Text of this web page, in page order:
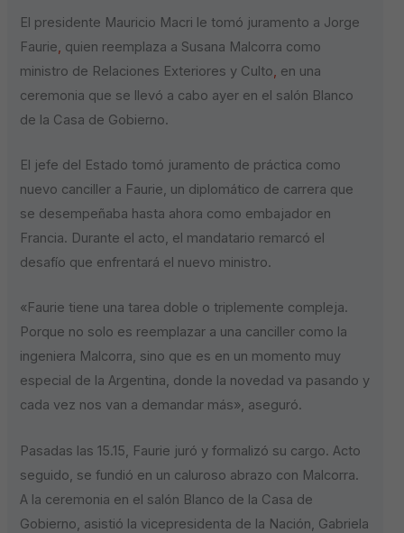
El presidente Mauricio Macri le tomó juramento a Jorge
Faurie, quien reemplaza a Susana Malcorra como
ministro de Relaciones Exteriores y Culto, en una
ceremonia que se llevó a cabo ayer en el salón Blanco
de la Casa de Gobierno.
El jefe del Estado tomó juramento de práctica como
nuevo canciller a Faurie, un diplomático de carrera que
se desempeñaba hasta ahora como embajador en
Francia. Durante el acto, el mandatario remarcó el
desafío que enfrentará el nuevo ministro.
«Faurie tiene una tarea doble o triplemente compleja.
Porque no solo es reemplazar a una canciller como la
ingeniera Malcorra, sino que es en un momento muy
especial de la Argentina, donde la novedad va pasando y
cada vez nos van a demandar más», aseguró.
Pasadas las 15.15, Faurie juró y formalizó su cargo. Acto
seguido, se fundió en un caluroso abrazo con Malcorra.
A la ceremonia en el salón Blanco de la Casa de
Gobierno, asistió la vicepresidenta de la Nación, Gabriela